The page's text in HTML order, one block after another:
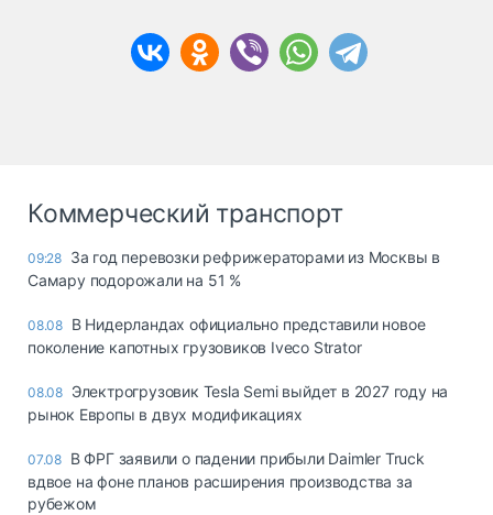
Коммерческий транспорт
09:28 За год перевозки рефрижераторами из Москвы в
Самару подорожали на 51 %
08.08 В Нидерландах официально представили новое
поколение капотных грузовиков Iveco Strator
08.08 Электрогрузовик Tesla Semi выйдет в 2027 году на
рынок Европы в двух модификациях
07.08 В ФРГ заявили о падении прибыли Daimler Truck
вдвое на фоне планов расширения производства за
рубежом